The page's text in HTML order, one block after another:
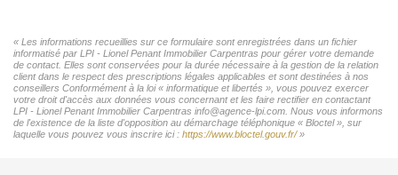
« Les informations recueillies sur ce formulaire sont enregistrées dans un fichier
informatisé par LPI - Lionel Penant Immobilier Carpentras pour gérer votre demande
de contact. Elles sont conservées pour la durée nécessaire à la gestion de la relation
client dans le respect des prescriptions légales applicables et sont destinées à nos
conseillers Conformément à la loi « informatique et libertés », vous pouvez exercer
votre droit d'accès aux données vous concernant et les faire rectifier en contactant
LPI - Lionel Penant Immobilier Carpentras info@agence-lpi.com. Nous vous informons
de l'existence de la liste d'opposition au démarchage téléphonique « Bloctel », sur
laquelle vous pouvez vous inscrire ici : https://www.bloctel.gouv.fr/»